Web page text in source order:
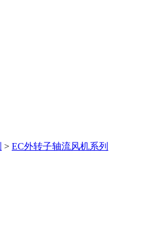
> EC外转子轴流风机系列